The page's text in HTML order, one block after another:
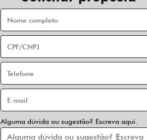
Alguma dúvida ou sugestão? Escreva aqui.